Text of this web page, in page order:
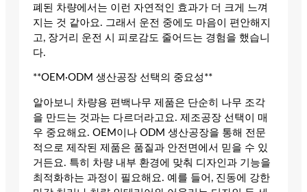
폐된 차량에서는 이런 자연적인 효과가 더 크게 느껴
지는 것 같아요. 그래서 운전 중에도 마음이 편안해지
고, 장거리 운전 시 피로감도 줄어드는 경험을 했습니
다.
**OEM·ODM 생산공장 선택의 중요성**
알아보니 차량용 편백나무 제품은 단순히 나무 조각
을 만드는 것과는 다르더라고요. 제조공장 선택이 매
우 중요해요. OEM이나 ODM 생산공장을 통해 전문
적으로 제작된 제품은 품질과 안전면에서 믿을 수 있
거든요. 특히 차량 내부 환경에 맞춰 디자인과 기능을
최적화하는 과정이 필요해요. 예를 들어, 진동에 강한